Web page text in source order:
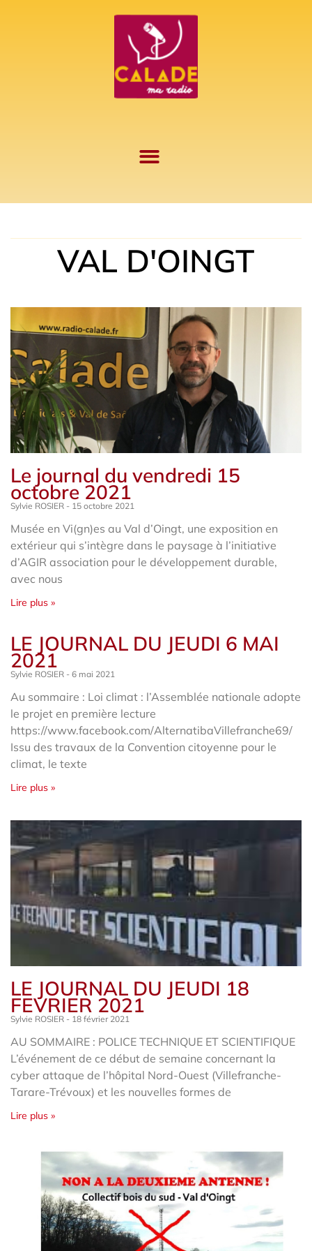
VAL D'OINGT
Le journal du vendredi 15
octobre 2021
Sylvie ROSIER 15 octobre 2021
Musée en Vi(gn)es au Val d’Oingt, une exposition en
extérieur qui s’intègre dans le paysage à l’initiative
d’AGIR association pour le développement durable,
avec nous
Lire plus »
LE JOURNAL DU JEUDI 6 MAI
2021
Sylvie ROSIER 6 mai 2021
Au sommaire : Loi climat : l’Assemblée nationale adopte
le projet en première lecture
https://www.facebook.com/AlternatibaVillefranche69/
Issu des travaux de la Convention citoyenne pour le
climat, le texte
Lire plus »
LE JOURNAL DU JEUDI 18
FEVRIER 2021
Sylvie ROSIER 18 février 2021
AU SOMMAIRE : POLICE TECHNIQUE ET SCIENTIFIQUE
L’événement de ce début de semaine concernant la
cyber attaque de l’hôpital Nord-Ouest (Villefranche-
Tarare-Trévoux) et les nouvelles formes de
Lire plus »